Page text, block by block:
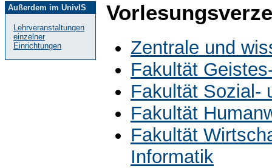
Außerdem im UnivIS
Lehrveranstaltungen
einzelner
Einrichtungen
Zentrale und
Fakultät
Fakultät Sozial-
Fakultät
Fakultät
Informatik